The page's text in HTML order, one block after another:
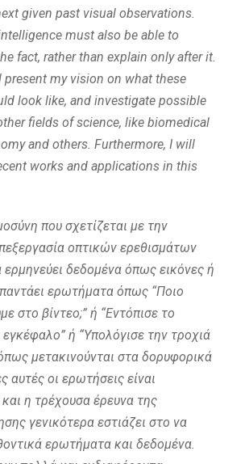
given past visual observations.
must also be able to
fact, rather than explain only after it.
present my vision on what these
look like, and investigate possible
fields of science, like biomedical
and others. Furthermore, I will
works and applications in this
που σχετίζεται με την
οπτικών ερεθισμάτων
ερμηνεύει δεδομένα όπως εικόνες ή
ερωτήματα όπως “Ποιο
στο βίντεο;” ή “Εντόπισε το
ή “Υπολόγισε την τροχιά
μετακινούνται στα δορυφορικά
αυτές οι ερωτήσεις είναι
η τρέχουσα έρευνα της
γενικότερα εστιάζει στο να
ερωτήματα και δεδομένα.